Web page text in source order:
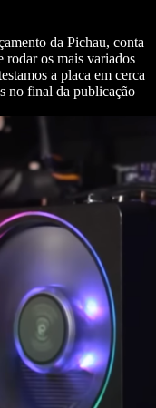
da Pichau, conta
rodar os mais variados
a placa em cerca
no final da publicação